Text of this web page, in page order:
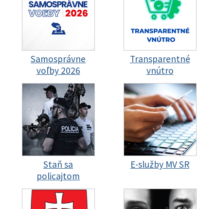
Samosprávne
voľby 2026
Transparentné
vnútro
Staň sa
policajtom
E-služby MV SR